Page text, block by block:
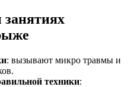
: вызывают микро травмы и
техники: